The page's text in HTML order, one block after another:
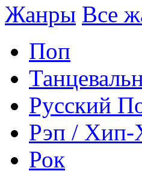
Жанры Все
Поп
Русский
Рэп / Хип-
Рок